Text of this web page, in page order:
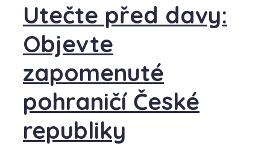
Utečte před davy:
Objevte
zapomenuté
pohraničí České
republiky